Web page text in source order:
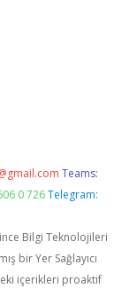
Teams:
0 726 Telegram:
Bilgi Teknolojileri
bir Yer Sağlayıcı
içerikleri proaktif